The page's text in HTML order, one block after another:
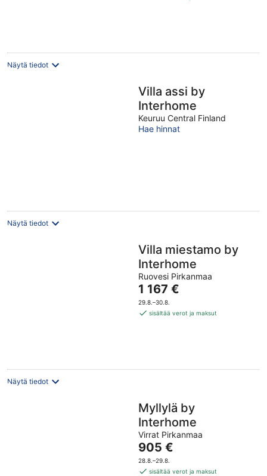
Näytä tiedot
Villa assi by
Interhome
Keuruu Central Finland
Hae hinnat
Näytä tiedot
Villa miestamo by
Interhome
Ruovesi Pirkanmaa
Hinta
on
1 167 €
1 167 €
29.8.–30.8.
sisältää verot ja maksut
Näytä tiedot
Myllylä by
Interhome
Virrat Pirkanmaa
Hinta
on
905 €
905 €
28.8.–29.8.
sisältää verot ja maksut